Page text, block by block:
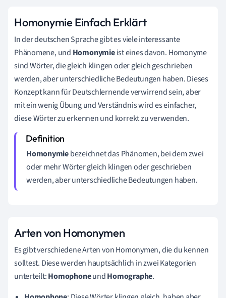
Homonymie Einfach Erklärt
In der deutschen Sprache gibt es viele interessante
Phänomene, und Homonymieist eines davon. Homonyme
sind Wörter, die gleich klingen oder gleich geschrieben
werden, aber unterschiedliche Bedeutungen haben. Dieses
Konzept kann für Deutschlernende verwirrend sein, aber
mit ein wenig Übung und Verständnis wird es einfacher,
diese Wörter zu erkennen und korrekt zu verwenden.
Homonymiebezeichnet das Phänomen, bei dem zwei
oder mehr Wörter gleich klingen oder geschrieben
werden, aber unterschiedliche Bedeutungen haben.
Arten von Homonymen
Es gibt verschiedene Arten von Homonymen, die du kennen
solltest. Diese werden hauptsächlich in zwei Kategorien
unterteilt:HomophoneundHomographe.